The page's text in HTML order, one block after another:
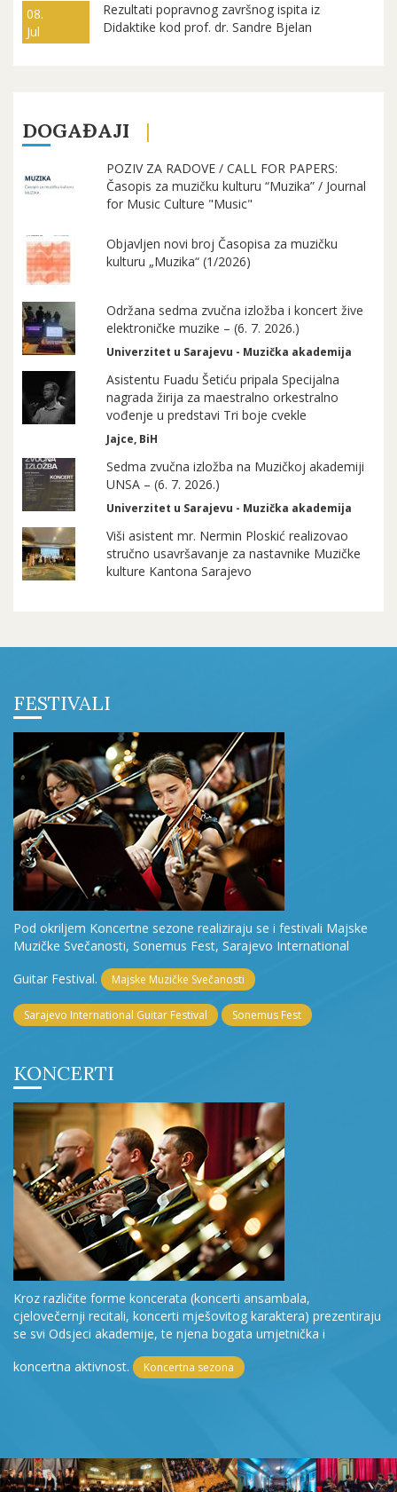
08.
Jul
Rezultati popravnog završnog ispita iz
Didaktike kod prof. dr. Sandre Bjelan
DOGAĐAJI
POZIV ZA RADOVE / CALL FOR PAPERS:
Časopis za muzičku kulturu “Muzika” / Journal
for Music Culture "Music"
Objavljen novi broj Časopisa za muzičku
kulturu „Muzika“ (1/2026)
Održana sedma zvučna izložba i koncert žive
elektroničke muzike – (6. 7. 2026.)
Univerzitet u Sarajevu - Muzička akademija
Asistentu Fuadu Šetiću pripala Specijalna
nagrada žirija za maestralno orkestralno
vođenje u predstavi Tri boje cvekle
Jajce, BiH
Sedma zvučna izložba na Muzičkoj akademiji
UNSA – (6. 7. 2026.)
Univerzitet u Sarajevu - Muzička akademija
Viši asistent mr. Nermin Ploskić realizovao
stručno usavršavanje za nastavnike Muzičke
kulture Kantona Sarajevo
FESTIVALI
Pod okriljem Koncertne sezone realiziraju se i festivali Majske
Muzičke Svečanosti, Sonemus Fest, Sarajevo International
Guitar Festival.
Majske Muzičke Svečanosti
Sarajevo International Guitar Festival Sonemus Fest
KONCERTI
Kroz različite forme koncerata (koncerti ansambala,
cjelovečernji recitali, koncerti mješovitog karaktera) prezentiraju
se svi Odsjeci akademije, te njena bogata umjetnička i
koncertna aktivnost.
Koncertna sezona